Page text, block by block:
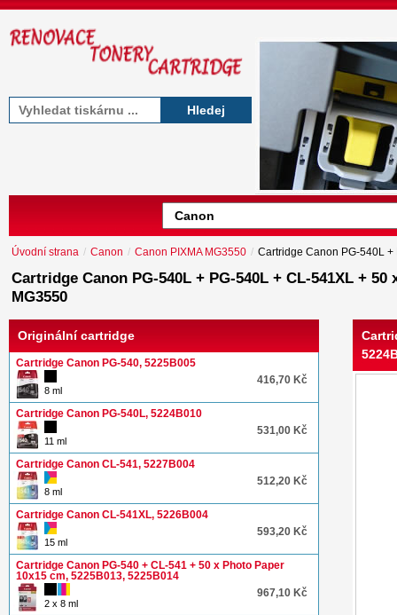
Hledej
Úvodní strana / Canon / Canon PIXMA MG3550 / Cartridge Canon PG-540L
Cartridge Canon PG-540L + PG-540L + CL-541XL +
MG3550
Originální cartridge
Cartridge Canon PG-540, 5225B005
416,70 Kč
8 ml
Cartridge Canon PG-540L, 5224B010
531,00 Kč
11 ml
Cartridge Canon CL-541, 5227B004
512,20 Kč
8 ml
Cartridge Canon CL-541XL, 5226B004
593,20 Kč
15 ml
Cartridge Canon PG-540 + CL-541 + 50 x Photo Paper
10x15 cm, 5225B013, 5225B014
967,10 Kč
2 x 8 ml